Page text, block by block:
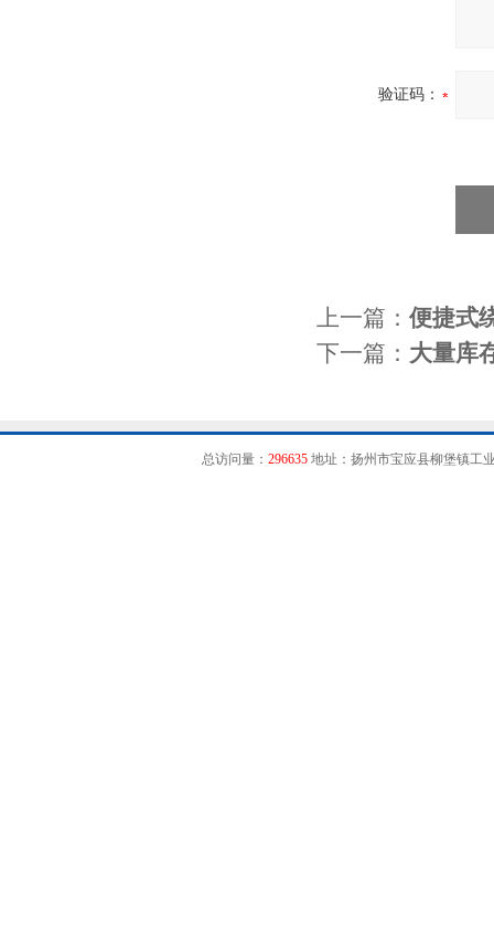
验证码：
上一篇： 便捷式
下一篇： 大量库
总访问量： 296635地址：扬州市宝应县柳堡镇工